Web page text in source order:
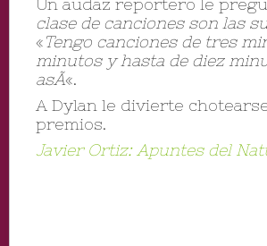
Un audaz reportero le
clase de canciones son las
«Tengo canciones de tres
minutos y hasta de diez
asÃ­«.
A Dylan le divierte
premios.
Javier Ortiz: Apuntes del